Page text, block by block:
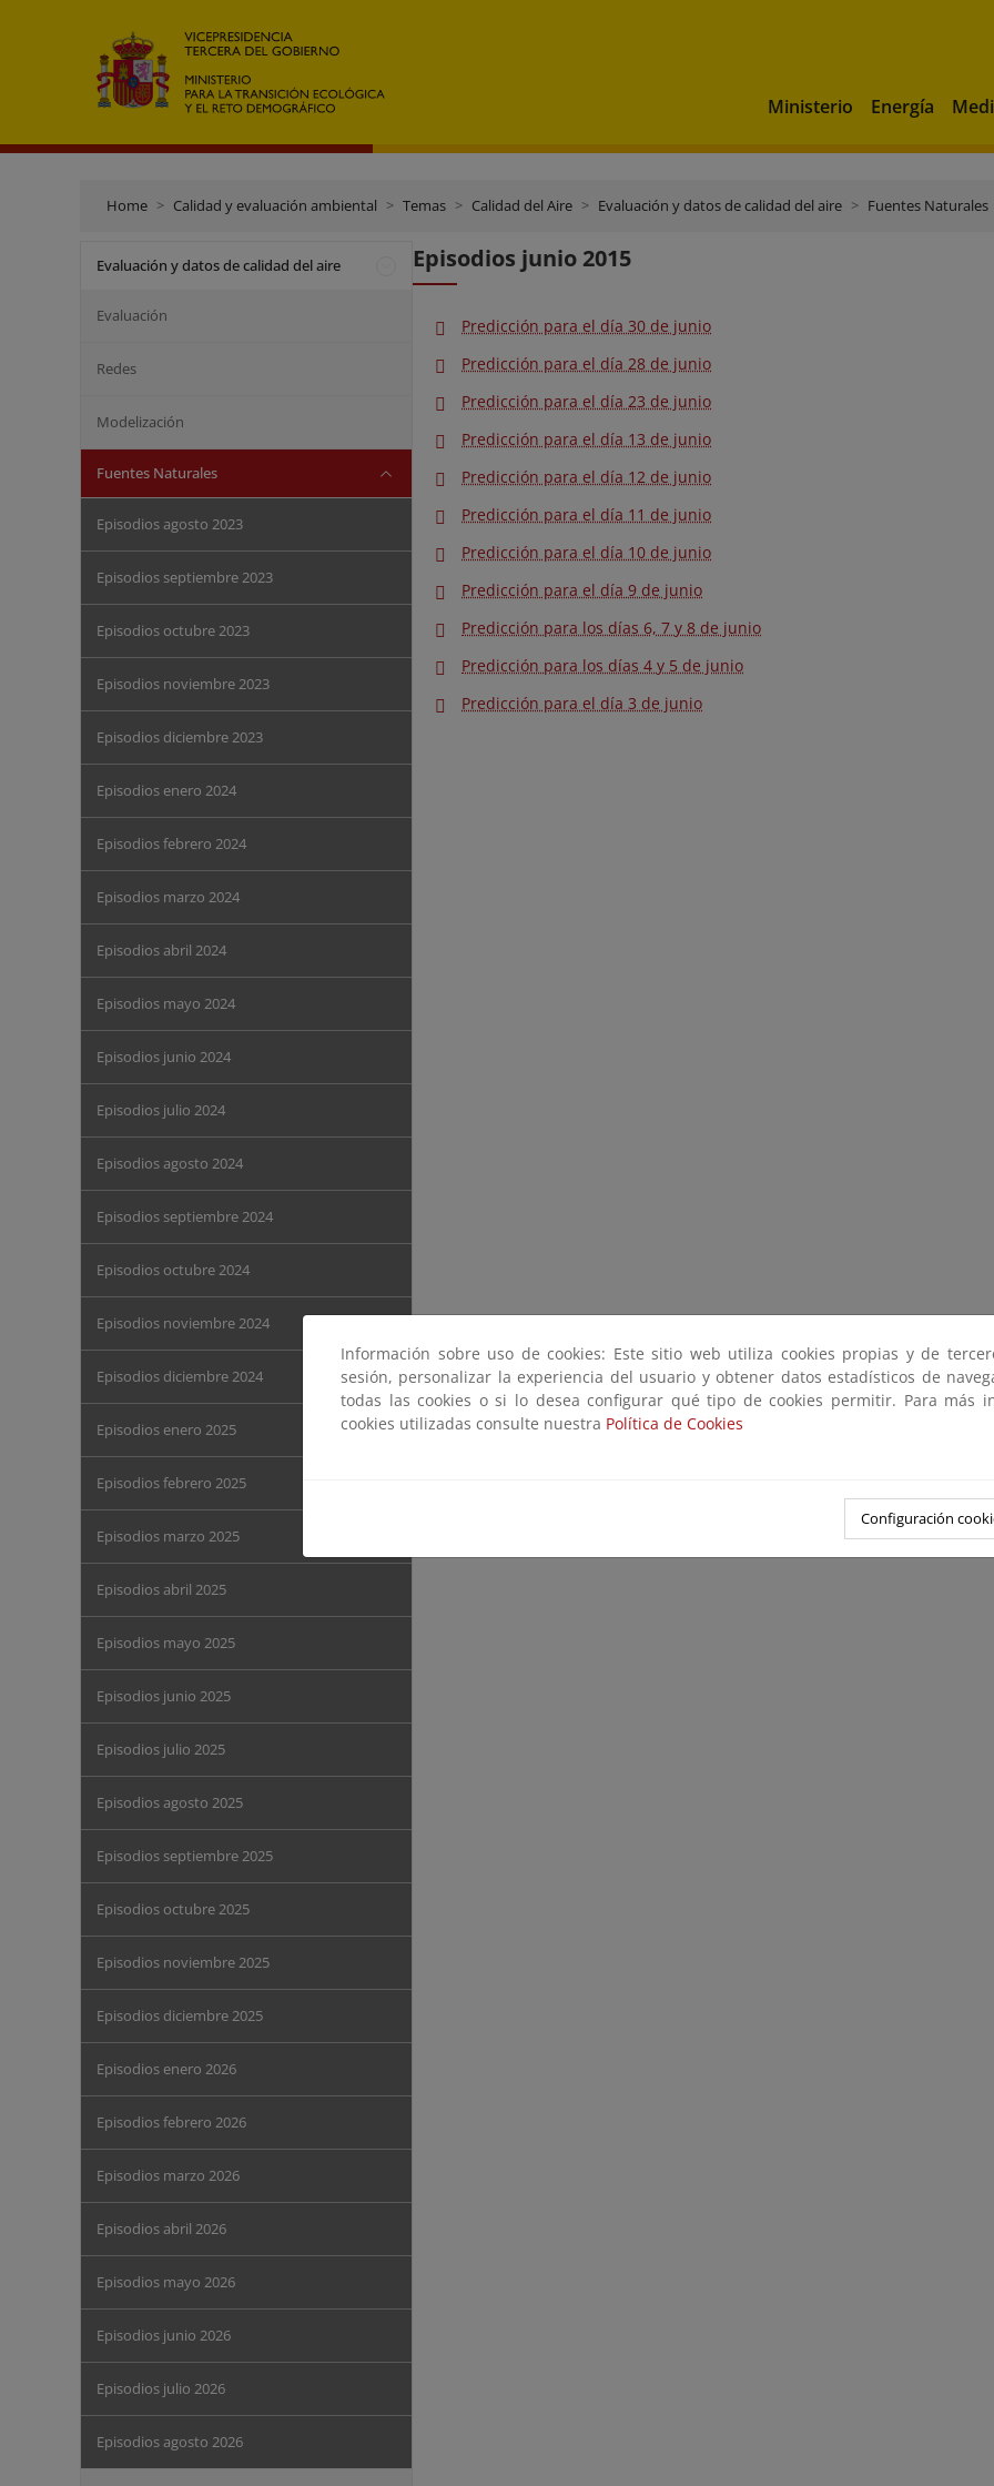
Ministerio Energía
Home Calidad y evaluación ambiental Temas Calidad del Aire Evaluación y datos de calidad del aire Fuentes Naturales
Evaluación y datos de calidad del aire
Evaluación
Redes
Modelización
Fuentes Naturales
Episodios agosto 2023
Episodios septiembre 2023
Episodios octubre 2023
Episodios noviembre 2023
Episodios diciembre 2023
Episodios enero 2024
Episodios febrero 2024
Episodios marzo 2024
Episodios abril 2024
Episodios mayo 2024
Episodios junio 2024
Episodios julio 2024
Episodios agosto 2024
Episodios septiembre 2024
Episodios octubre 2024
Episodios noviembre 2024
Episodios diciembre 2024
Episodios enero 2025
Episodios febrero 2025
Episodios marzo 2025
Episodios abril 2025
Episodios mayo 2025
Episodios junio 2025
Episodios julio 2025
Episodios agosto 2025
Episodios septiembre 2025
Episodios octubre 2025
Episodios noviembre 2025
Episodios diciembre 2025
Episodios enero 2026
Episodios febrero 2026
Episodios marzo 2026
Episodios abril 2026
Episodios mayo 2026
Episodios junio 2026
Episodios julio 2026
Episodios agosto 2026
Episodios junio 2015
Predicción para el día 30 de junio
Predicción para el día 28 de junio
Predicción para el día 23 de junio
Predicción para el día 13 de junio
Predicción para el día 12 de junio
Predicción para el día 11 de junio
Predicción para el día 10 de junio
Predicción para el día 9 de junio
Predicción para los días 6, 7 y 8 de junio
Predicción para los días 4 y 5 de junio
Predicción para el día 3 de junio
Información sobre uso de cookies: Este sitio web utiliza cookies propias y de
sesión, personalizar la experiencia del usuario y obtener datos estadísticos de
todas las cookies o si lo desea configurar qué tipo de cookies permitir. Para más
cookies utilizadas consulte nuestra Política de Cookies
Configuración